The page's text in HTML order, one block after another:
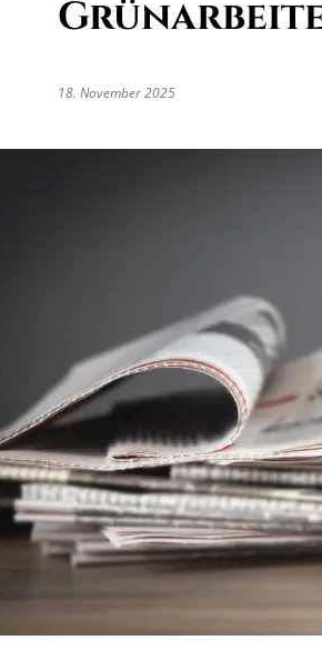
18. November 2025